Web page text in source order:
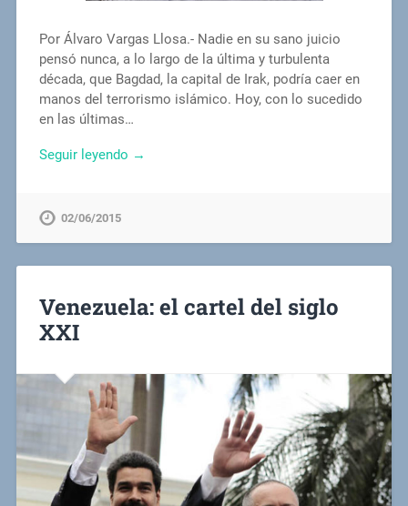
Por Álvaro Vargas Llosa.- Nadie en su sano juicio
pensó nunca, a lo largo de la última y turbulenta
década, que Bagdad, la capital de Irak, podría caer en
manos del terrorismo islámico. Hoy, con lo sucedido
en las últimas…
Seguir leyendo →
02/06/2015
Venezuela: el cartel del siglo
XXI